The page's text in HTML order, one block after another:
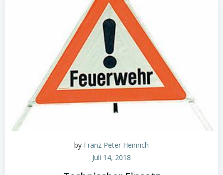
by Franz Peter Heinrich
Juli 14, 2018